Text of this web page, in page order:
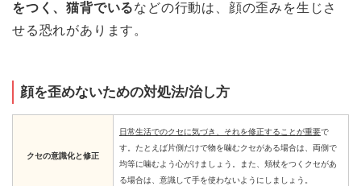
をつく、猫背でいるなどの行動は、顔の歪みを生じさ
せる恐れがあります。
顔を歪めないための対処法/治し方
クセの意識化と修正
日常生活でのクセに気づき、それを修正することが重要で
す。たとえば片側だけで物を噛むクセがある場合は、両側で
均等に噛むよう心がけましょう。また、頬杖をつくクセがあ
る場合は、意識して手を使わないようにしましょう。